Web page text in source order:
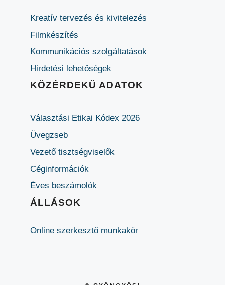
Kreatív tervezés és kivitelezés
Filmkészítés
Kommunikációs szolgáltatások
Hirdetési lehetőségek
KÖZÉRDEKŰ ADATOK
Választási Etikai Kódex 2026
Üvegzseb
Vezető tisztségviselők
Céginformációk
Éves beszámolók
ÁLLÁSOK
Online szerkesztő munkakör